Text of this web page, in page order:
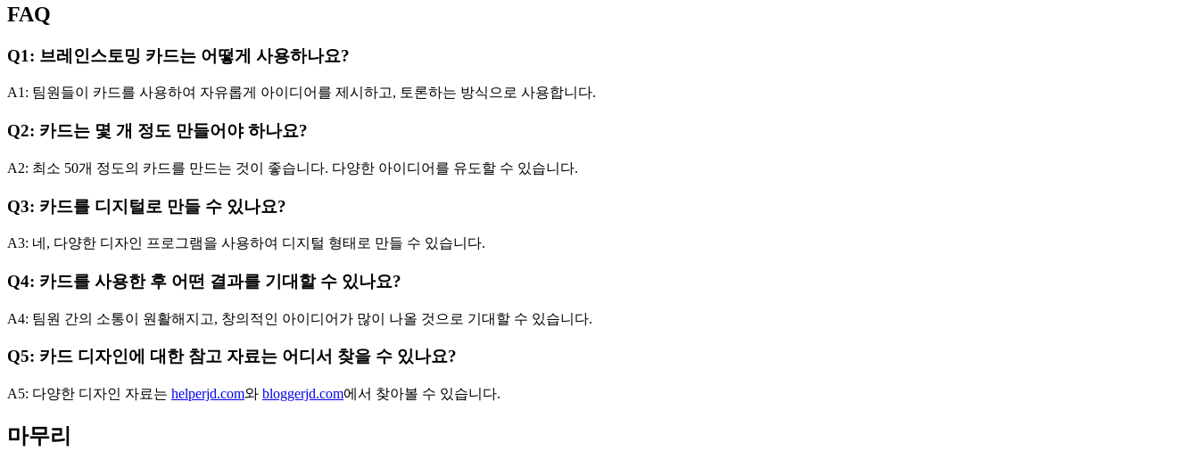
FAQ
Q1: 브레인스토밍 카드는 어떻게 사용하나요?
A1: 팀원들이 카드를 사용하여 자유롭게 아이디어를 제시하고, 토론하는 방식으로 사용합니다.
Q2: 카드는 몇 개 정도 만들어야 하나요?
A2: 최소 50개 정도의 카드를 만드는 것이 좋습니다. 다양한 아이디어를 유도할 수 있습니다.
Q3: 카드를 디지털로 만들 수 있나요?
A3: 네, 다양한 디자인 프로그램을 사용하여 디지털 형태로 만들 수 있습니다.
Q4: 카드를 사용한 후 어떤 결과를 기대할 수 있나요?
A4: 팀원 간의 소통이 원활해지고, 창의적인 아이디어가 많이 나올 것으로 기대할 수 있습니다.
Q5: 카드 디자인에 대한 참고 자료는 어디서 찾을 수 있나요?
A5: 다양한 디자인 자료는 helperjd.com와 bloggerjd.com에서 찾아볼 수 있습니다.
마무리